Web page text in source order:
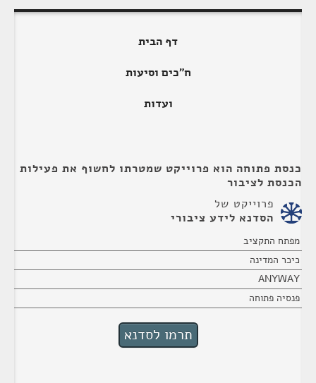
דף הבית
ח"כים וסיעות
ועדות
כנסת פתוחה הוא פרוייקט שמטרתו לחשוף את פעילות
הכנסת לציבור
פרוייקט של
הסדנא לידע ציבורי
מפתח התקציב
כיכר המדינה
ANYWAY
פנסיה פתוחה